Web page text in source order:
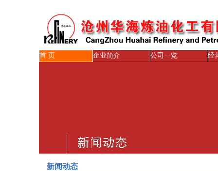
首 页 企业简介 公司一览 经
新闻动态